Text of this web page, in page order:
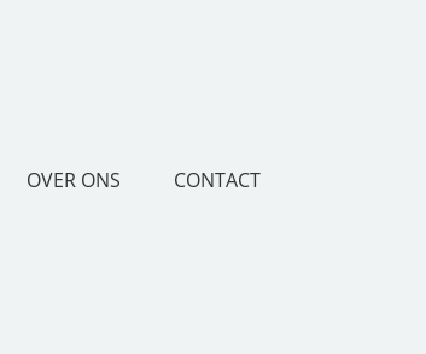
OVER ONS CONTACT